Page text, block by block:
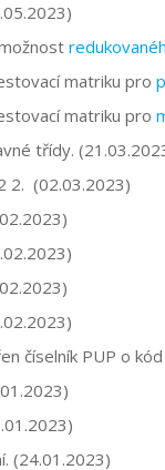
matriku pro
matriku pro
třídy.
2. (02.03.2023)
číselník PUP o
(24.01.2023)